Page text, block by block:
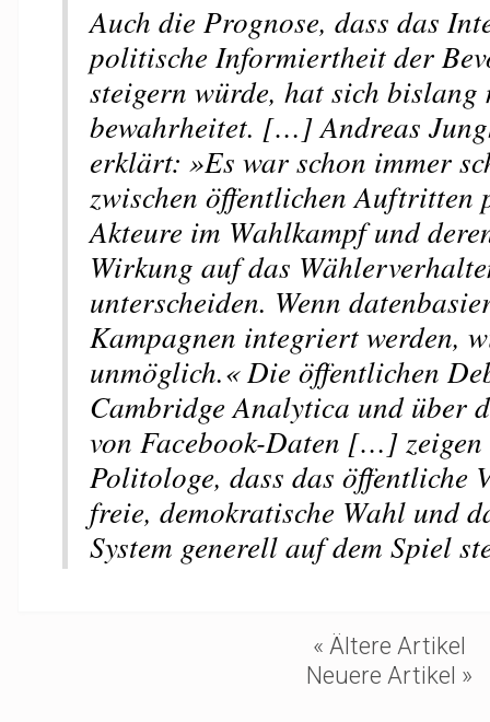
Auch die Prognose, dass das
politische Informiertheit der
steigern würde, hat sich bislang
bewahrheitet. […] Andreas
erklärt: »Es war schon immer
zwischen öffentlichen Auftritten
Akteure im Wahlkampf und
Wirkung auf das
unterscheiden. Wenn
Kampagnen integriert werden,
unmöglich.« Die öffentlichen
Cambridge Analytica und über
von Facebook-Daten […]
Politologe, dass das öffentliche
freie, demokratische Wahl und
System generell auf dem Spiel
« Ältere Artikel
Neuere Artikel »